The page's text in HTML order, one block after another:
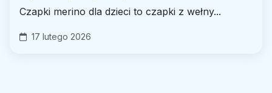
Czapki merino dla dzieci to czapki z wełny...
17 lutego 2026